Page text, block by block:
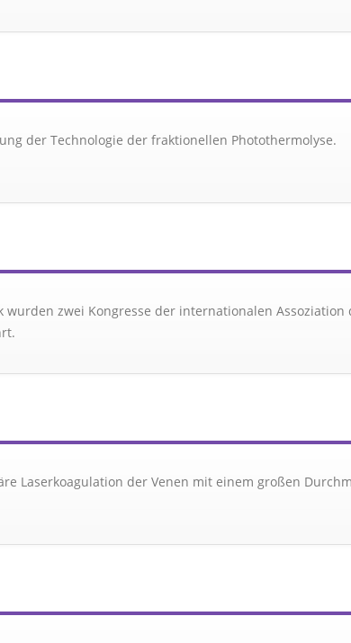
der Technologie der fraktionellen Photothermolyse.
wurden zwei Kongresse der internationalen
Laserkoagulation der Venen mit einem großen